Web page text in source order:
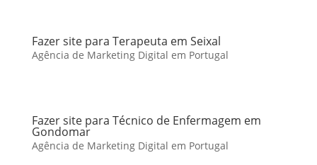
Fazer site para Terapeuta em Seixal
Agência de Marketing Digital em Portugal
Fazer site para Técnico de Enfermagem em
Gondomar
Agência de Marketing Digital em Portugal